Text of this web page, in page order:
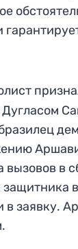
вызовов в
в заявку.